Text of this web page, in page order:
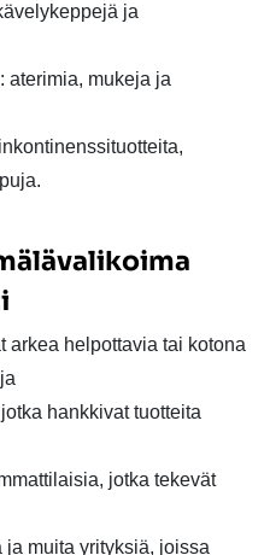
ja
aterimia, mukeja ja
arkea helpottavia tai kotona
hankkivat tuotteita
jotka tekevät
muita yrityksiä, joissa